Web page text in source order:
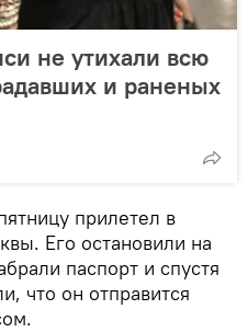
не утихали всю
и раненых
прилетел в
Его остановили на
паспорт и спустя
что он отправится